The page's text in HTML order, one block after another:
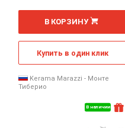
В наличии
м
В КОРЗИНУ
Купить в один клик
Kerama Marazzi - Монте
Тиберио